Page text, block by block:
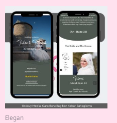
Elegan